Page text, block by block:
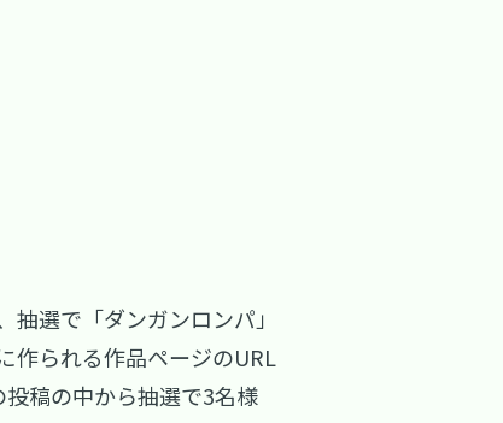
選で「ダンガンロンパ」
作られる作品ページのURL
稿の中から抽選で3名様